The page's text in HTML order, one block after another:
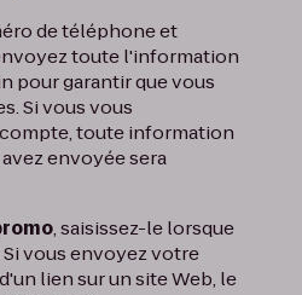
de téléphone et
toute l'information
pour garantir que vous
Si vous vous
toute information
envoyée sera
, saisissez-le lorsque
vous envoyez votre
lien sur un site Web, le